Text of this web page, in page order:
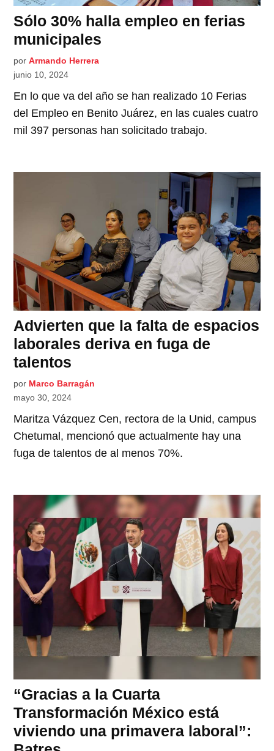
Sólo 30% halla empleo en ferias
municipales
por Armando Herrera
junio 10, 2024
En lo que va del año se han realizado 10 Ferias
del Empleo en Benito Juárez, en las cuales cuatro
mil 397 personas han solicitado trabajo.
Advierten que la falta de espacios
laborales deriva en fuga de
talentos
por Marco Barragán
mayo 30, 2024
Maritza Vázquez Cen, rectora de la Unid, campus
Chetumal, mencionó que actualmente hay una
fuga de talentos de al menos 70%.
“Gracias a la Cuarta
Transformación México está
viviendo una primavera laboral”: